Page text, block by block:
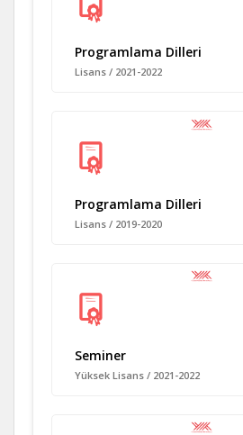
Programlama Dilleri
Lisans / 2021-2022
Programlama Dilleri
Lisans / 2019-2020
Seminer
Yüksek Lisans / 2021-2022